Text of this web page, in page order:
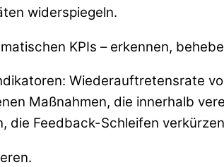
widerspiegeln.
KPIs – erkennen,
Wiederauftretensrate
Maßnahmen, die innerhalb
Feedback-Schleifen